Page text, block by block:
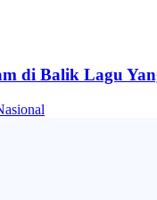
di Balik Lagu